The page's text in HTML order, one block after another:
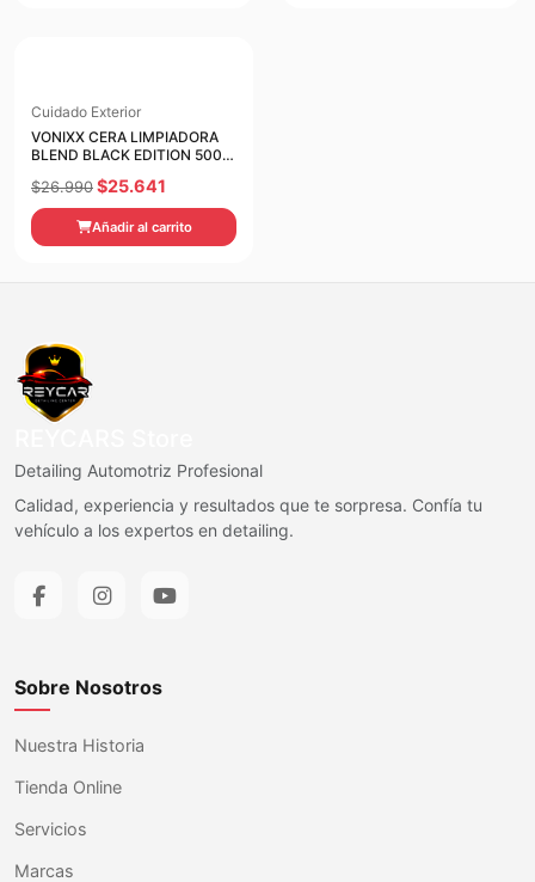
Cuidado Exterior
VONIXX CERA LIMPIADORA
BLEND BLACK EDITION 500
$26.990 El
precio
original
$25.641
precio
actual
Añadir al carrito
Detailing Automotriz Profesional
Calidad, experiencia y resultados que te sorpresa. Confía tu
vehículo a los expertos en detailing.
Sobre Nosotros
Nuestra Historia
Tienda Online
Servicios
Marcas